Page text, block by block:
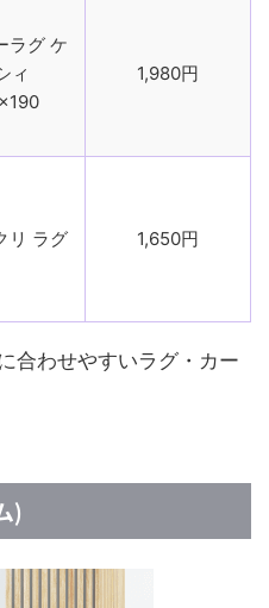
ラグ ケ
ィ
1,980円
リ ラグ 1,650円
合わせやすいラグ・カー
)